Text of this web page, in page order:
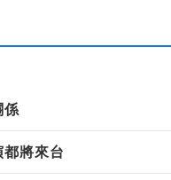
係
將來台